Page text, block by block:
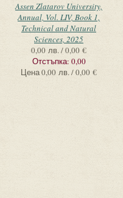
Assen Zlatarov University,
Annual, Vol. LIV, Book 1,
Technical and Natural
Sciences, 2025
0,00 лв. / 0,00 €
Отстъпка: 0,00
Цена0,00 лв. / 0,00 €